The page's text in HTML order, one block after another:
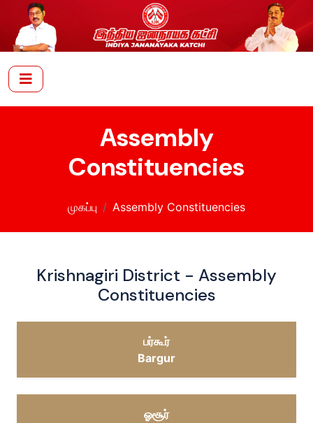
Assembly
Constituencies
முகப்பு Assembly Constituencies
Krishnagiri District - Assembly
Constituencies
பர்கூர்
Bargur
ஓசூர்